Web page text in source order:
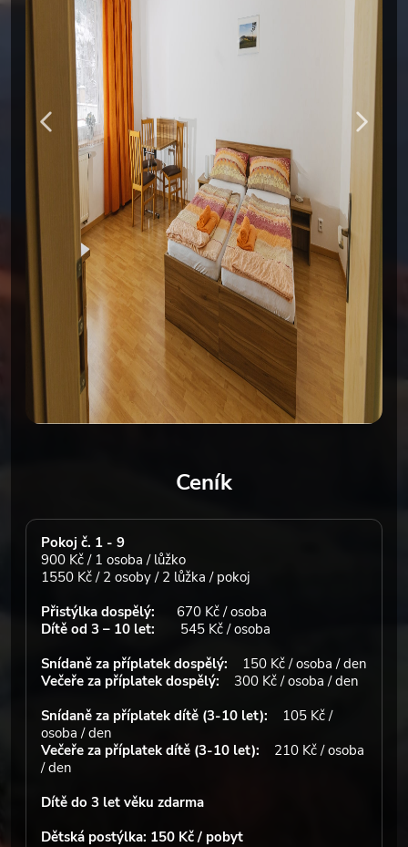
Ceník
Pokoj č. 1 - 9
900 Kč / 1 osoba / lůžko
1550 Kč / 2 osoby / 2 lůžka / pokoj
Přistýlka dospělý: 670 Kč / osoba
Dítě od 3 – 10 let: 545 Kč / osoba
Snídaně za příplatek dospělý: 150 Kč / osoba / den
Večeře za příplatek dospělý: 300 Kč / osoba / den
Snídaně za příplatek dítě (3-10 let): 105 Kč /
osoba / den
Večeře za příplatek dítě (3-10 let): 210 Kč / osoba
/ den
Dítě do 3 let věku zdarma
Dětská postýlka: 150 Kč / pobyt